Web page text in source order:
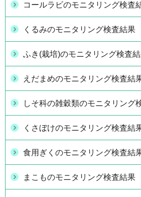
コールラビのモニタリング検査
くるみのモニタリング検査結果
ふき(栽培)のモニタリング検査
えだまめのモニタリング検査結
しそ科の雑穀類のモニタリング
くさぼけのモニタリング検査結
食用ぎくのモニタリング検査結
まこものモニタリング検査結果